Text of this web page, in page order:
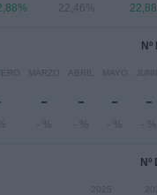
22,46%
MARZO
-
- %
ABRIL
-
- %
MAYO
-
- %
-
- %
2025